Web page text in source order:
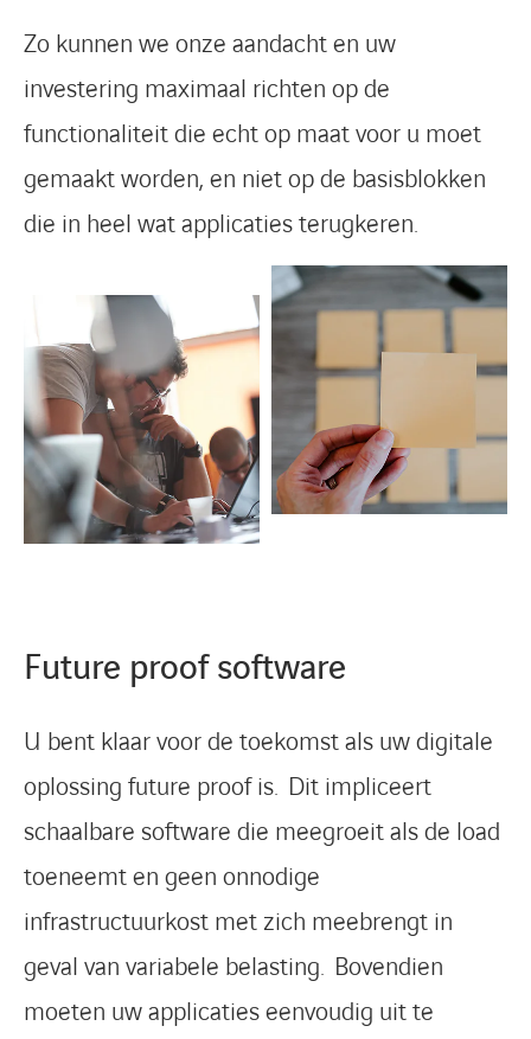
Zo kunnen we onze aandacht en uw
investering maximaal richten op de
functionaliteit die echt op maat voor u moet
gemaakt worden, en niet op de basisblokken
die in heel wat applicaties terugkeren.
Future proof software
U bent klaar voor de toekomst als uw digitale
oplossing future proof is. Dit impliceert
schaalbare software die meegroeit als de load
toeneemt en geen onnodige
infrastructuurkost met zich meebrengt in
geval van variabele belasting. Bovendien
moeten uw applicaties eenvoudig uit te